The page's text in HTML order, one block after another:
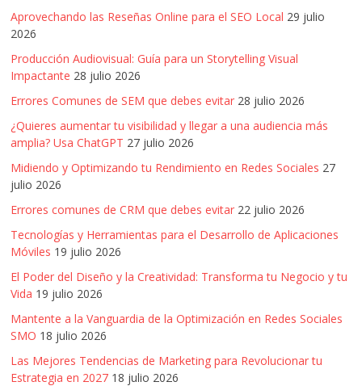
Aprovechando las Reseñas Online para el SEO Local 29 julio
2026
Producción Audiovisual: Guía para un Storytelling Visual
Impactante 28 julio 2026
Errores Comunes de SEM que debes evitar 28 julio 2026
¿Quieres aumentar tu visibilidad y llegar a una audiencia más
amplia? Usa ChatGPT 27 julio 2026
Midiendo y Optimizando tu Rendimiento en Redes Sociales 27
julio 2026
Errores comunes de CRM que debes evitar 22 julio 2026
Tecnologías y Herramientas para el Desarrollo de Aplicaciones
Móviles 19 julio 2026
El Poder del Diseño y la Creatividad: Transforma tu Negocio y tu
Vida 19 julio 2026
Mantente a la Vanguardia de la Optimización en Redes Sociales
SMO 18 julio 2026
Las Mejores Tendencias de Marketing para Revolucionar tu
Estrategia en 2027 18 julio 2026